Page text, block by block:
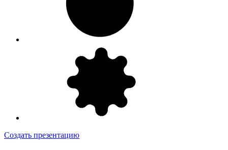
Создать презентацию